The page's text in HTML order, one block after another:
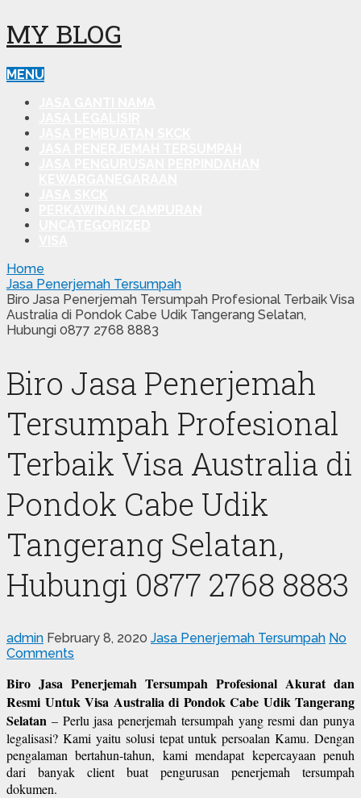
MY BLOG
MENU
Home
Jasa Penerjemah Tersumpah
Biro Jasa Penerjemah Tersumpah Profesional Terbaik Visa
Australia di Pondok Cabe Udik Tangerang Selatan,
Hubungi 0877 2768 8883
Biro Jasa Penerjemah
Tersumpah Profesional
Terbaik Visa Australia di
Pondok Cabe Udik
Tangerang Selatan,
Hubungi 0877 2768 8883
admin February 8, 2020 Jasa Penerjemah Tersumpah No
Comments
Biro Jasa Penerjemah Tersumpah Profesional Akurat dan
Resmi Untuk Visa Australia di Pondok Cabe Udik Tangerang
Selatan – Perlu jasa penerjemah tersumpah yang resmi dan punya
legalisasi? Kami yaitu solusi tepat untuk persoalan Kamu. Dengan
pengalaman bertahun-tahun, kami mendapat kepercayaan penuh
dari banyak client buat pengurusan penerjemah tersumpah
dokumen.